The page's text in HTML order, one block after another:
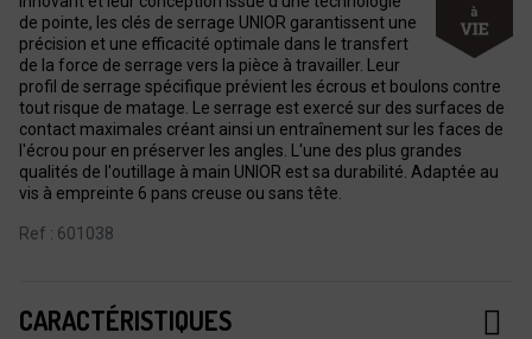
de pointe, les clés de serrage UNIOR garantissent une
précision et une efficacité optimale dans le transfert
de la force de serrage vers la pièce à travailler. Leur
profil de serrage spécifique prévient les écrous et boulons contre
tout risque de matage. Le serrage est exercé sur des surfaces de
contact maximales créant ainsi un entraînement sur les faces de
l'écrou pour en préserver les angles. L'une des plus grandes
qualités de l'outillage à main UNIOR est sa durabilité. Adaptée au
vis à empreinte 6 pans creuse ou sans tête.
Ref : 601038
CARACTÉRISTIQUES